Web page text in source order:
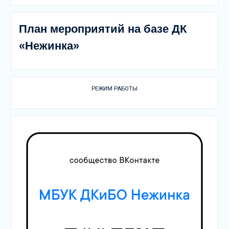
План мероприятий на базе ДК
«Нежинка»
РЕЖИМ РАБОТЫ